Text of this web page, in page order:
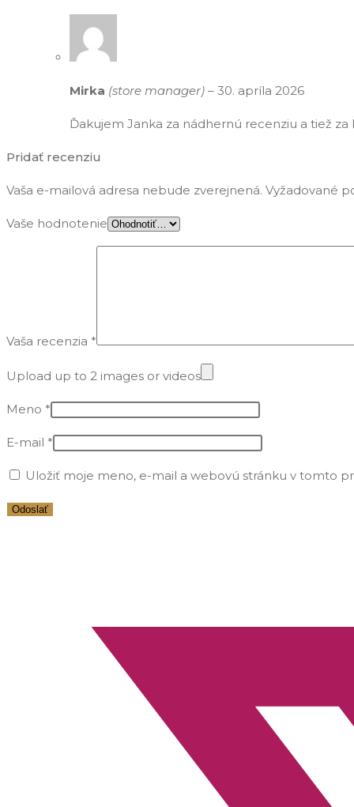
Mirka (store manager) – 30. apríla 2026
Ďakujem Janka za nádhernú recenziu a tiež
Pridať recenziu
Vaša e-mailová adresa nebude zverejnená. Vyžadované
Vaše hodnotenie
Vaša recenzia *
Upload up to 2 images or videos
Meno *
E-mail *
Uložiť moje meno, e-mail a webovú stránku v tomto